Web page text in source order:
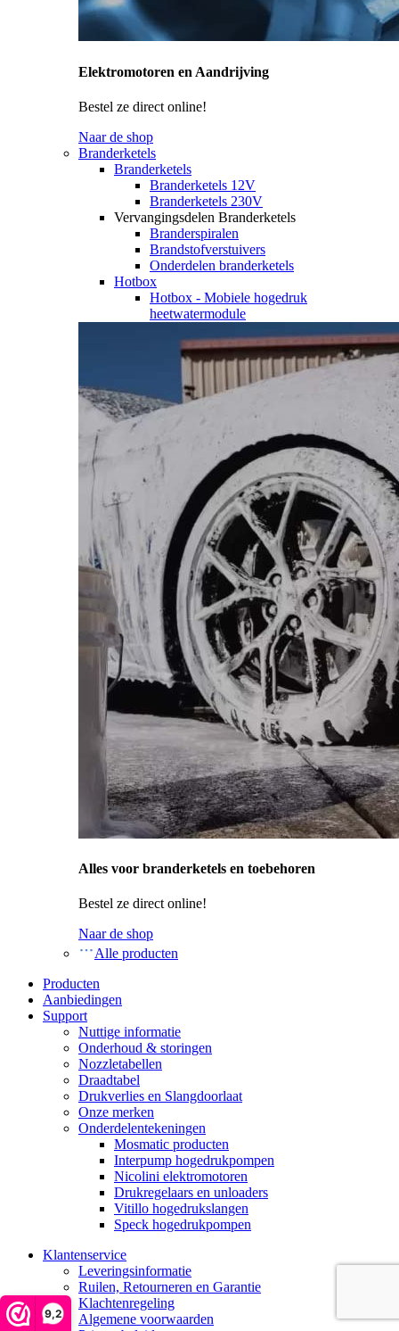
9,2
Elektromotoren en Aandrijving
Bestel ze direct online!
Naar de shop
Branderketels
Branderketels
Branderketels 12V
Branderketels 230V
Vervangingsdelen Branderketels
Branderspiralen
Brandstofverstuivers
Onderdelen branderketels
Hotbox
Hotbox - Mobiele hogedruk
heetwatermodule
Alles voor branderketels en toebehoren
Bestel ze direct online!
Naar de shop
Alle producten
Producten
Aanbiedingen
Support
Nuttige informatie
Onderhoud & storingen
Nozzletabellen
Draadtabel
Drukverlies en Slangdoorlaat
Onze merken
Onderdelentekeningen
Mosmatic producten
Interpump hogedrukpompen
Nicolini elektromotoren
Drukregelaars en unloaders
Vitillo hogedrukslangen
Speck hogedrukpompen
Klantenservice
Leveringsinformatie
Ruilen, Retourneren en Garantie
Klachtenregeling
Algemene voorwaarden